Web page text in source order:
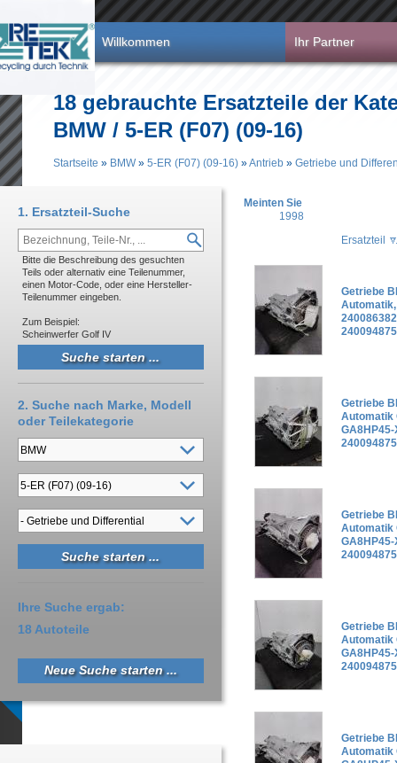
Willkommen Ihr Partner
18 gebrauchte Ersatzteile der
BMW / 5-ER (F07) (09-16)
Startseite » BMW» 5-ER (F07) (09-16) »Antrieb » Getriebe und
Meinten Sie
1998
Ersatzteil
Getriebe
Automatik,
Getriebe
Automatik
GA8HP45-
Getriebe
Automatik
GA8HP45-
Getriebe
Automatik
GA8HP45-
Getriebe
Automatik
1. Ersatzteil-Suche
Bitte die Beschreibung des gesuchten
Teils oder alternativ eine Teilenummer,
einen Motor-Code, oder eine Hersteller-
Teilenummer eingeben.
Zum Beispiel:
Scheinwerfer Golf IV
2. Suche nach Marke, Modell
oder Teilekategorie
Ihre Suche ergab:
18 Autoteile
Neue Suche starten ...